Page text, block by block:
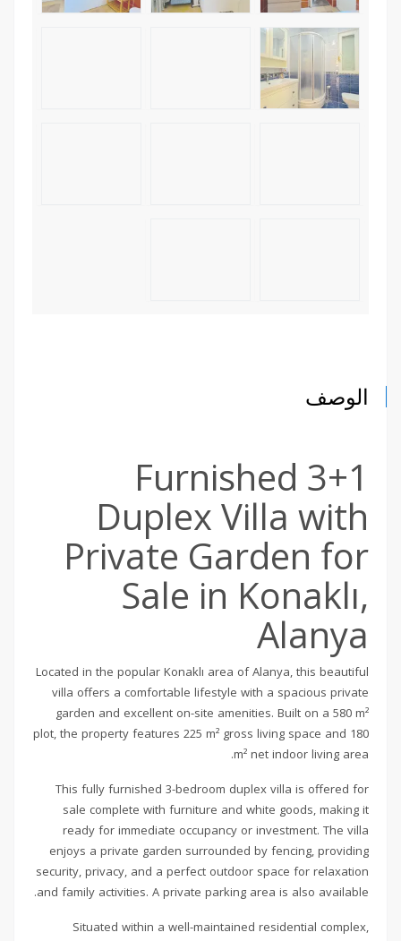
الوصف
Furnished 3+1
Duplex Villa with
Private Garden for
Sale in Konaklı,
Alanya
Located in the popular Konaklı area of Alanya, this beautiful
villa offers a comfortable lifestyle with a spacious private
garden and excellent on-site amenities. Built on a 580 m²
plot, the property features 225 m² gross living space and 180
m² net indoor living area.
This fully furnished 3-bedroom duplex villa is offered for
sale complete with furniture and white goods, making it
ready for immediate occupancy or investment. The villa
enjoys a private garden surrounded by fencing, providing
security, privacy, and a perfect outdoor space for relaxation
and family activities. A private parking area is also available.
Situated within a well-maintained residential complex,